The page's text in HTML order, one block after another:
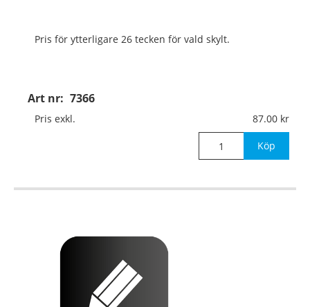
Art nr: 7366
Pris för ytterligare 26 tecken för vald skylt.
Pris exkl. 87.00
Köp